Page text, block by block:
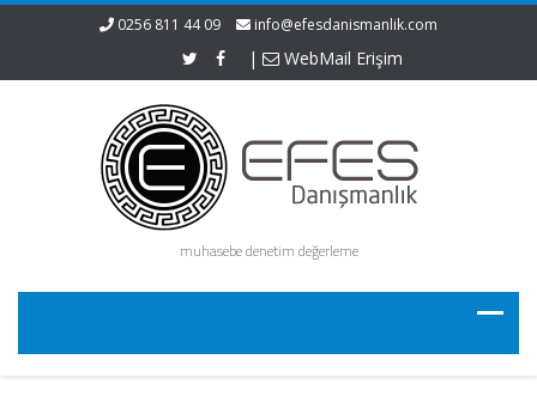
0256 811 44 09 info@efesdanismanlik.com
| WebMail Erişim
muhasebe denetim değerleme